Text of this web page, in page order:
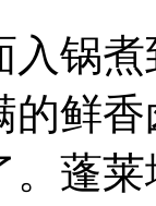
入锅
的鲜
。蓬